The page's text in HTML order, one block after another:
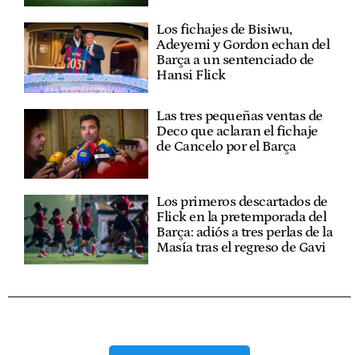
Los fichajes de Bisiwu,
Adeyemi y Gordon echan del
Barça a un sentenciado de
Hansi Flick
Las tres pequeñas ventas de
Deco que aclaran el fichaje
de Cancelo por el Barça
Los primeros descartados de
Flick en la pretemporada del
Barça: adiós a tres perlas de la
Masía tras el regreso de Gavi